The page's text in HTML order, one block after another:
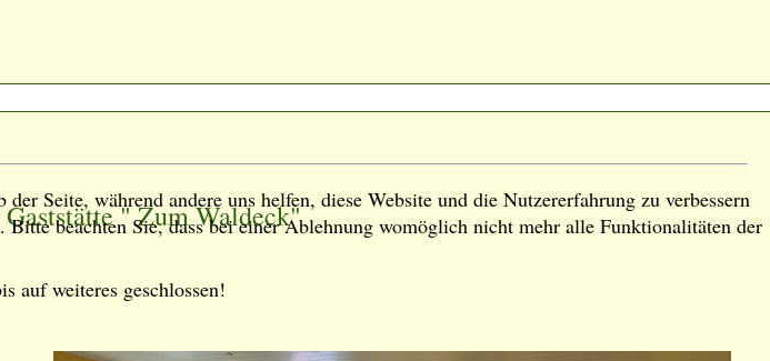
" Zum Waldeck"
auf weiteres geschlossen!
Seite, während andere uns helfen, diese Website und die Nutzererfahrung zu verbessern
beachten Sie, dass bei einer Ablehnung womöglich nicht mehr alle Funktionalitäten der